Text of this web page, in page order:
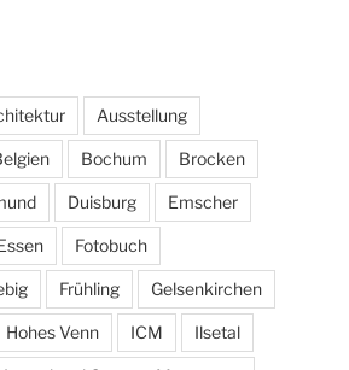
Ausstellung
Bochum Brocken
Duisburg Emscher
Fotobuch
Frühling Gelsenkirchen
Hohes Venn ICM Ilsetal